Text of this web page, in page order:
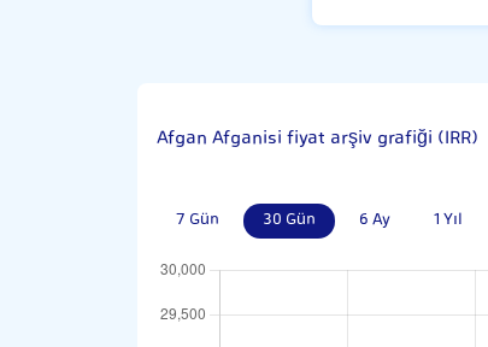
Afgan Afganisi fiyat arşiv grafiği (IRR)
7 Gün 30 Gün 6 Ay 1 Yıl